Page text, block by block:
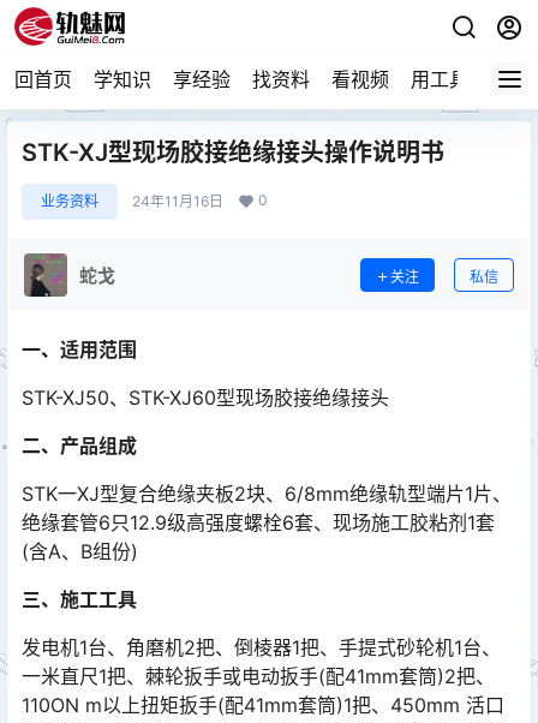
回首页 学知识 享经验 找资料 看视频 用工具 论技
STK-XJ型现场胶接绝缘接头操作说明书
业务资料 24年11月16日 0
蛇戈 关注 私信
一、 适用范围
STK-XJ50、STK-XJ60型现场胶接绝缘接头
二、 产品组成
STK一XJ型复合绝缘夹板2块、6/8mm绝缘轨型端片1片、
绝缘套管6只12.9级高强度螺栓6套、现场施工胶粘剂1套
(含A、B组份)
三、 施工工具
发电机1台、角磨机2把、倒棱器1把、手提式砂轮机1台、
一米直尺1把、棘轮扳手或电动扳手(配41mm套筒)2把、
110ON m以上扭矩扳手(配41mm套筒)1把、450mm 活口